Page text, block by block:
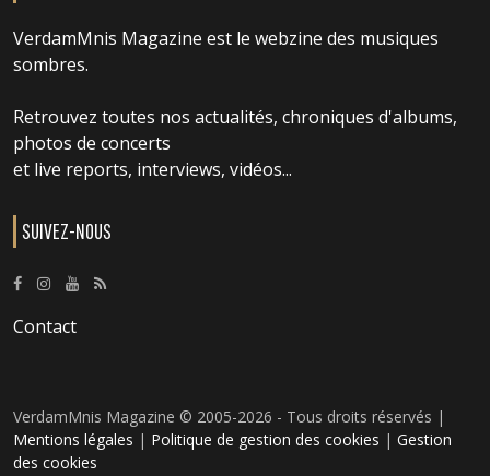
VerdamMnis Magazine est le webzine des musiques
sombres.
Retrouvez toutes nos actualités, chroniques d'albums,
photos de concerts
et live reports, interviews, vidéos...
SUIVEZ-NOUS
Contact
VerdamMnis Magazine © 2005-2026 - Tous droits réservés |
Mentions légales | Politique de gestion des cookies | Gestion
des cookies